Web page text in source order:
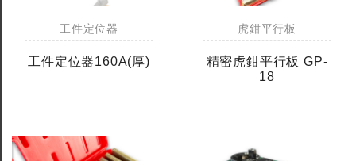
工件定位器
工件定位器160A(厚)
虎鉗平行板
精密虎鉗平行板 GP-
18